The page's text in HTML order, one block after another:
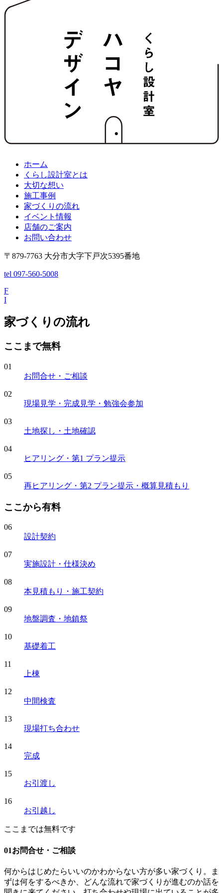
ホーム
くらし設計室とは
大切な想い
施工事例
家づくりの流れ
イベント情報
店舗のご案内
お問い合わせ
〒879-7763 大分市大字下戸次5395番地
tel 097-560-5008
F
I
家づくりの流れ
ここまで無料
01
お問合せ・ご相談
02
現場見学・完成見学・勉強会参加
03
土地探し・土地確認
04
ヒアリング・第1 プラン提示
05
再ヒアリング・第2 プラン提示・概算見積もり
ここから有料
06
設計契約
07
実施設計・仕様決め
08
本見積もり・施工契約
09
地盤調査・地鎮祭
10
基礎着工
11
上棟
12
中間検査
13
現場打ち合わせ
14
完成
15
お引渡し
16
お引越し
ここまでは無料です
01お問合せ・ご相談
何からはじめたらいいのかわからない方が多い家づくり。ま
ずは何をするべきか、どんな流れで家づくりが進むのか話を